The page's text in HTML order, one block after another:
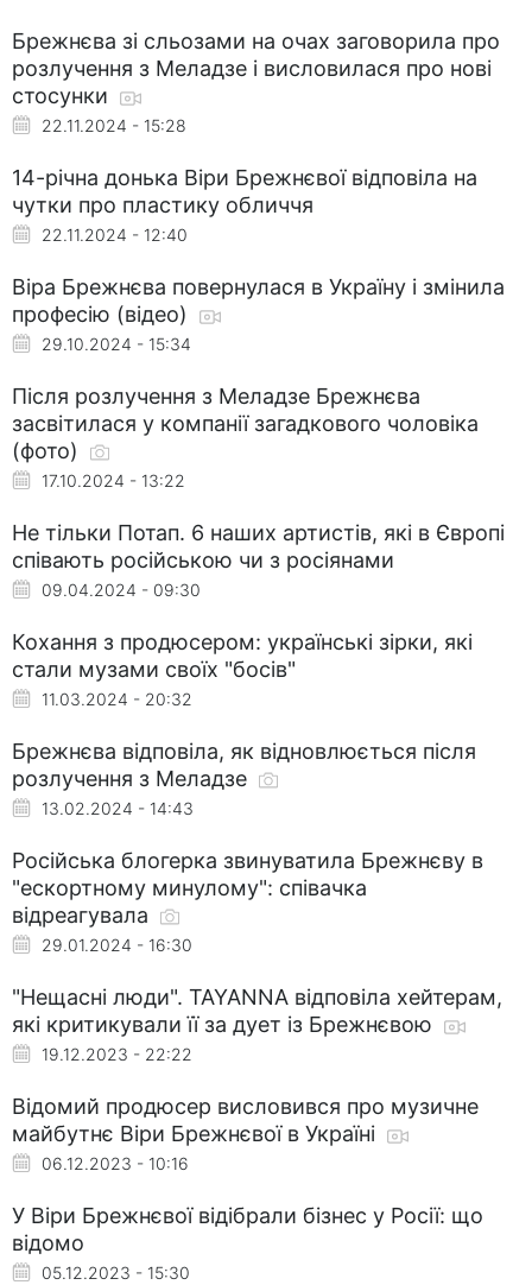
Брежнєва зі сльозами на очах заговорила про
розлучення з Меладзе і висловилася про нові
стосунки
22.11.2024 - 15:28
14-річна донька Віри Брежнєвої відповіла на
чутки про пластику обличчя
22.11.2024 - 12:40
Віра Брежнєва повернулася в Україну і змінила
професію (відео)
29.10.2024 - 15:34
Після розлучення з Меладзе Брежнєва
засвітилася у компанії загадкового чоловіка
(фото)
17.10.2024 - 13:22
Не тільки Потап. 6 наших артистів, які в Європі
співають російською чи з росіянами
09.04.2024 - 09:30
Кохання з продюсером: українські зірки, які
стали музами своїх "босів"
11.03.2024 - 20:32
Брежнєва відповіла, як відновлюється після
розлучення з Меладзе
13.02.2024 - 14:43
Російська блогерка звинуватила Брежнєву в
"ескортному минулому": співачка
відреагувала
29.01.2024 - 16:30
"Нещасні люди". TAYANNA відповіла хейтерам,
які критикували її за дует із Брежнєвою
19.12.2023 - 22:22
Відомий продюсер висловився про музичне
майбутнє Віри Брежнєвої в Україні
06.12.2023 - 10:16
У Віри Брежнєвої відібрали бізнес у Росії: що
відомо
05.12.2023 - 15:30